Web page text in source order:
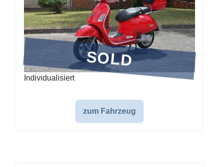
SOLD
Individualisiert
zum Fahrzeug